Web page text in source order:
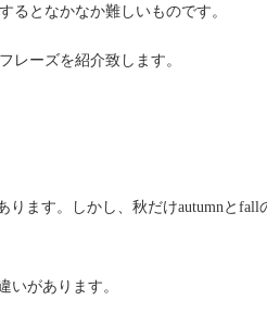
るとなかなか難しいものです。
レーズを紹介致します。
ります。しかし、秋だけautumnと
いがあります。